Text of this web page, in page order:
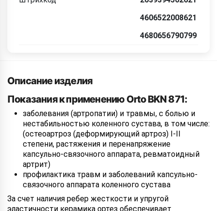
4606522008621
4680656790799
Описание изделия
Показания к применению Orto BKN 871:
заболевания (артропатии) и травмы, с болью и
нестабильностью коленного сустава, в том числе:
(остеоартроз (деформирующий артроз) I-II
степени, растяжения и перенапряжение
капсульно-связочного аппарата, ревматоидный
артрит)
профилактика травм и заболеваний капсульно-
связочного аппарата коленного сустава
За счет наличия ребер жесткости и упругой
эластичности керамика ортез обеспечивает